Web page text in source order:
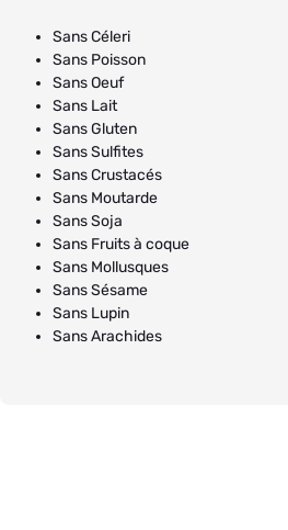
Sans Céleri
Sans Poisson
Sans Oeuf
Sans Lait
Sans Gluten
Sans Sulfites
Sans Crustacés
Sans Moutarde
Sans Soja
Sans Fruits à coque
Sans Mollusques
Sans Sésame
Sans Lupin
Sans Arachides